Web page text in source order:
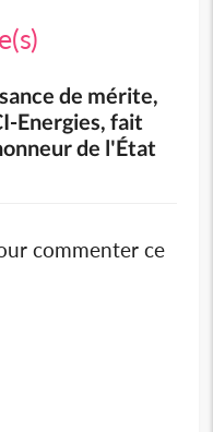
de mérite,
Energies, fait
de l'État
commenter ce